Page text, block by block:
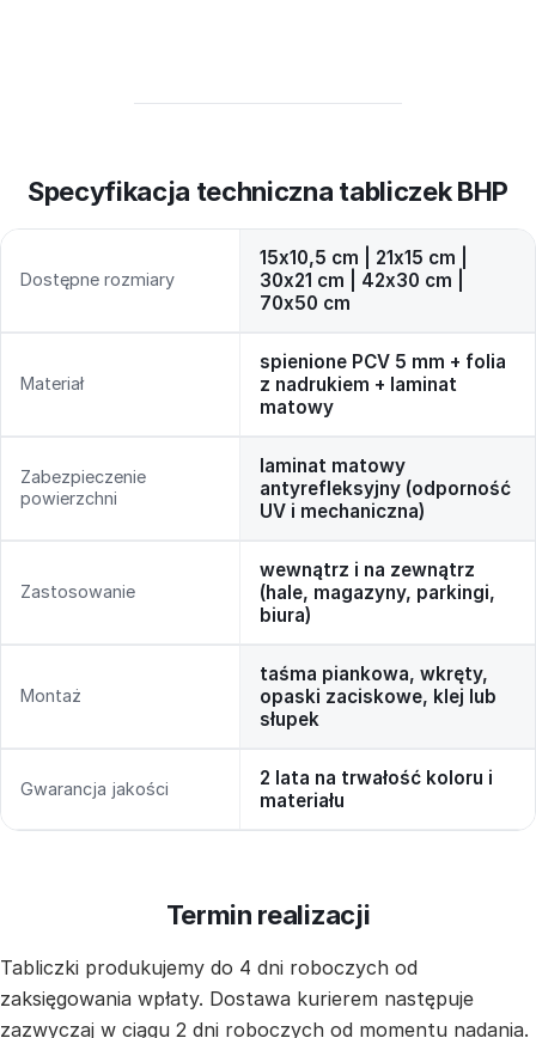
Specyfikacja techniczna tabliczek BHP
Dostępne rozmiary
15x10,5 cm | 21x15 cm |
30x21 cm | 42x30 cm |
70x50 cm
Materiał
spienione PCV 5 mm + folia
z nadrukiem + laminat
matowy
Zabezpieczenie
powierzchni
laminat matowy
antyrefleksyjny (odporność
UV i mechaniczna)
Zastosowanie
wewnątrz i na zewnątrz
(hale, magazyny, parkingi,
biura)
Montaż
taśma piankowa, wkręty,
opaski zaciskowe, klej lub
słupek
Gwarancja jakości
2 lata na trwałość koloru i
materiału
Termin realizacji
Tabliczki produkujemy do 4 dni roboczych od
zaksięgowania wpłaty. Dostawa kurierem następuje
zazwyczaj w ciągu 2 dni roboczych od momentu nadania.